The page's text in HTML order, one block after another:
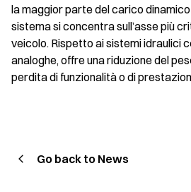
la maggior parte del carico
sistema si concentra sull’asse più
veicolo. Rispetto ai sistemi idraulici
analoghe, offre una riduzione del
perdita di funzionalità o di
Go back to News